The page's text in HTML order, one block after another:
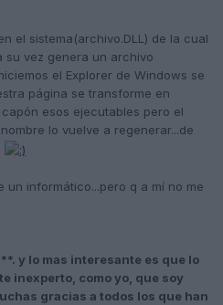
el sistema(archivo.DLL) de la cual
su vez genera un archivo
el Explorer de Windows se
página se transforme en
esos ejecutables pero el
lo vuelve a regenerar...de
un informático...pero q a mí no me
y lo mas interesante es que lo
inexperto, como yo, que soy
gracias a todos los que han